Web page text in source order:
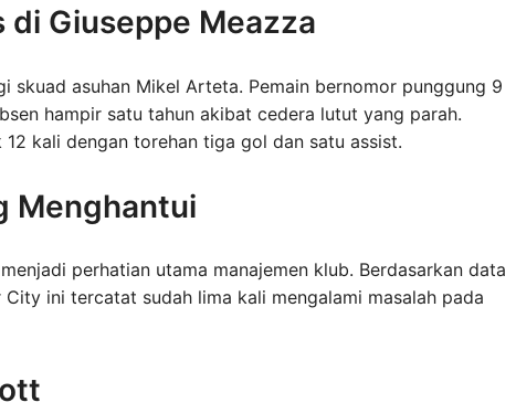
Giuseppe Meazza
skuad asuhan Mikel Arteta. Pemain bernomor punggung 9
hampir satu tahun akibat cedera lutut yang parah.
kali dengan torehan tiga gol dan satu assist.
Menghantui
perhatian utama manajemen klub. Berdasarkan data
ini tercatat sudah lima kali mengalami masalah pada